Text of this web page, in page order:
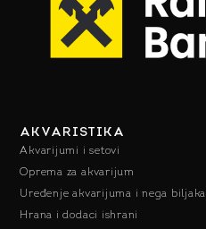
AKVARISTIKA
Akvarijumi i setovi
Oprema za akvarijum
Uređenje akvarijuma i nega biljaka
Hrana i dodaci ishrani